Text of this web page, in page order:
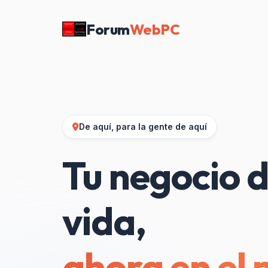
ForumWebPC
De aquí, para la gente de aquí
Tu negocio
vida,